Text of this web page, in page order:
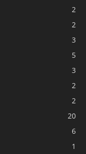
2
2
3
5
3
2
2
20
6
1